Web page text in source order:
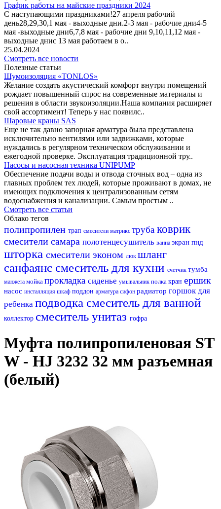
График работы на майские праздники 2024
С наступающими праздниками!27 апреля рабочий
день28,29,30,1 мая - выходные дни.2-3 мая - рабочие дни4-5
мая -выходные дни6,7,8 мая - рабочие дни 9,10,11,12 мая -
выходные днис 13 мая работаем в о..
25.04.2024
Смотреть все новости
Полезные статьи
Шумоизоляция «TONLOS»
Желание создать акустический комфорт внутри помещений
рождает повышенный спрос на современные материалы и
решения в области звукоизоляции.Наша компания расширяет
свой ассортимент! Теперь у нас появилс..
Шаровые краны SAS
Еще не так давно запорная арматура была представлена
исключительно вентилями или задвижками, которые
нуждались в регулярном техническом обслуживании и
ежегодной проверке. Эксплуатация традиционной тру..
Насосы и насосная техника UNIPUMP
Обеспечение подачи воды и отвода сточных вод – одна из
главных проблем тех людей, которые проживают в домах, не
имеющих подключения к централизованным сетям
водоснабжения и канализации. Самым простым ..
Смотреть все статьи
Облако тегов
полипропилен трап смесители матрикс труба коврик
смесители самара полотенцесушитель ванна экран пнд
шторка смесители эконом люк шланг
санфаянс смеситель для кухни счетчик тумба
манжета мойка прокладка сиденье умывальник полка кран ершик
насос инсталляция шкаф поддон арматура сифон радиатор горшок для
ребенка подводка смеситель для ванной
коллектор смеситель унитаз гофра
Муфта полипропиленовая ST
W - HJ 3232 32 мм разъемная
(белый)